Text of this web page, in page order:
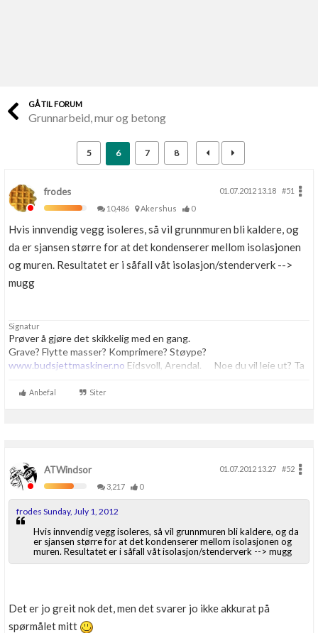
Finn håndverkere
Skaff dokumentasjon som mangler
Kundeservice
Få svar på det du lurer på
Kom i gang med Boligmappa
Boligmappa+
Få mer ut av Boligmappa
GÅ TIL FORUM
Grunnarbeid, mur og betong
5 6 7 8
frodes 01.07.2012 13.18
#51
10,486
Akershus 0
Hvis innvendig vegg isoleres, så vil grunnmuren bli kaldere, og
da er sjansen større for at det kondenserer mellom isolasjonen
og muren. Resultatet er i såfall våt isolasjon/stenderverk -->
mugg
Signatur
Prøver å gjøre det skikkelig med en gang.
Grave? Flytte masser? Komprimere? Støype?
www.budsjettmaskiner.no Eidsvoll, Arendal. Noe du vil leie ut? Ta
Anbefal Siter
ATWindsor 01.07.2012 13.27
#52
3,217
0
frodes Sunday, July 1, 2012
Hvis innvendig vegg isoleres, så vil grunnmuren bli kaldere, og da
er sjansen større for at det kondenserer mellom isolasjonen og
muren. Resultatet er i såfall våt isolasjon/stenderverk --> mugg
Det er jo greit nok det, men det svarer jo ikke akkurat på
spørmålet mitt